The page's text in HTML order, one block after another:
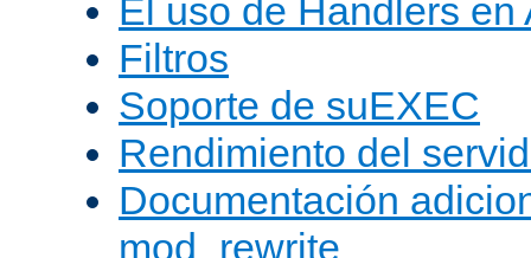
El uso de Handlers en
Filtros
Soporte de suEXEC
Rendimiento del
Documentación
mod_rewrite